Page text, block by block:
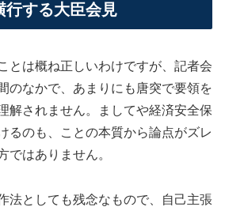
行する大臣会見
とは概ね正しいわけですが、記者会
のなかで、あまりにも唐突で要領を
解されません。ましてや経済安全保
るのも、ことの本質から論点がズレ
ではありません。
法としても残念なもので、自己主張